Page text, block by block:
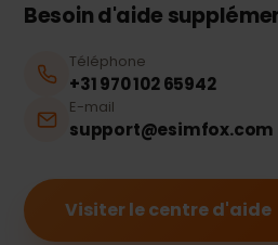
Besoin d'aide
Téléphone
+31 970 102 65942
E-mail
support@esimfox.com
Visiter le centre d'aide